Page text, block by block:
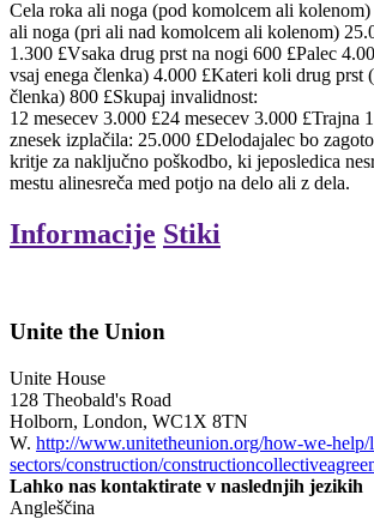
Cela roka ali noga (pod komolcem ali
ali noga (pri ali nad komolcem ali kolenom)
1.300 £Vsaka drug prst na nogi 600 £Palec
vsaj enega členka) 4.000 £Kateri koli drug prst
členka) 800 £Skupaj invalidnost:
12 mesecev 3.000 £24 mesecev 3.000 £Trajna
znesek izplačila: 25.000 £Delodajalec bo
kritje za naključno poškodbo, ki jeposledica
mestu alinesreča med potjo na delo ali z dela.
Informacije Stiki
Unite the Union
Unite House
128 Theobald's Road
Holborn, London, WC1X 8TN
W. http://www.unitetheunion.org/how-we-
sectors/construction/
Lahko nas kontaktirate v naslednjih jezikih
Angleščina